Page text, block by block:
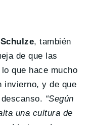
, también
de que las
que hace mucho
invierno, y de que
“Según
una cultura de